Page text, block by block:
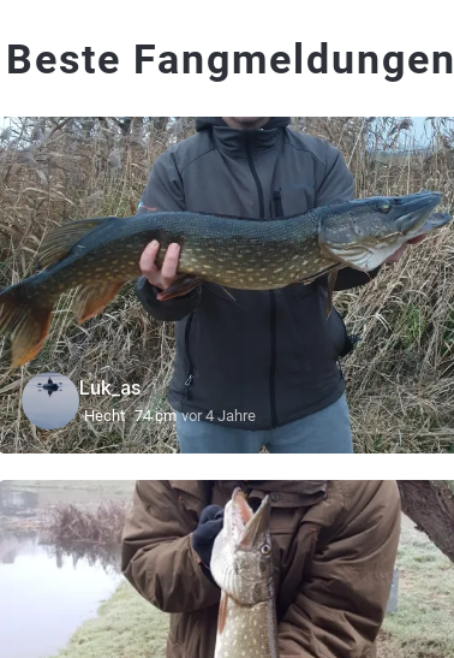
Beste Fangmeldungen
Luk_as
Hecht 74 cm vor 4 Jahre